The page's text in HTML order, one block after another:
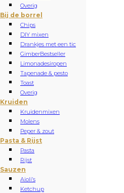
Overig
Bij de borrel
Chips
DIY mixen
Drankjes met een tic
GimberBestseller
Limonadesiropen
Tapenade & pesto
Toast
Overig
Kruiden
Kruidenmixen
Molens
Peper & zout
Pasta & Rijst
Pasta
Rijst
Sauzen
Aioli’s
Ketchup